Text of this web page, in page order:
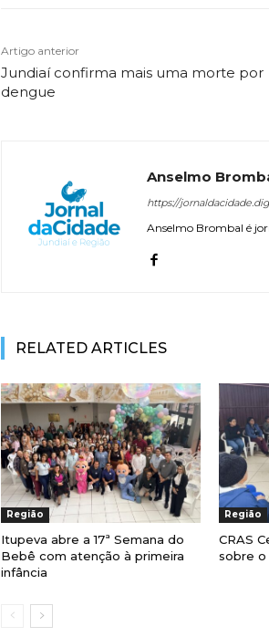
Artigo anterior
Jundiaí confirma mais uma morte por
dengue
Anselmo
https://
Anselmo Brombal é
RELATED ARTICLES
Região
Itupeva abre a 17ª Semana do
Bebê com atenção à primeira
infância
Região
CRAS
sobre o